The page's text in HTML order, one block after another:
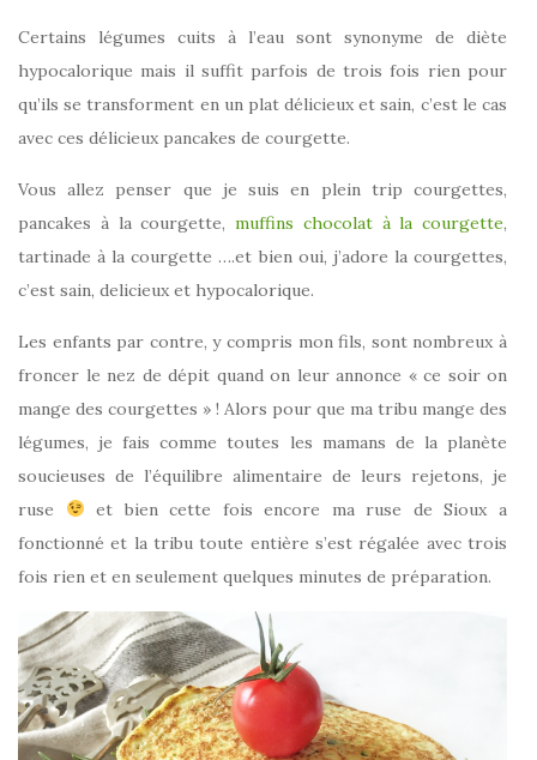
Certains légumes cuits à l’eau sont synonyme de diète
hypocalorique mais il suffit parfois de trois fois rien pour
qu’ils se transforment en un plat délicieux et sain, c’est le cas
avec ces délicieux pancakes de courgette.
Vous allez penser que je suis en plein trip courgettes,
pancakes à la courgette, muffins chocolat à la courgette,
tartinade à la courgette ….et bien oui, j’adore la courgettes,
c’est sain, delicieux et hypocalorique.
Les enfants par contre, y compris mon fils, sont nombreux à
froncer le nez de dépit quand on leur annonce « ce soir on
mange des courgettes » ! Alors pour que ma tribu mange des
légumes, je fais comme toutes les mamans de la planète
soucieuses de l’équilibre alimentaire de leurs rejetons, je
ruse
et bien cette fois encore ma ruse de Sioux a
fonctionné et la tribu toute entière s’est régalée avec trois
fois rien et en seulement quelques minutes de préparation.